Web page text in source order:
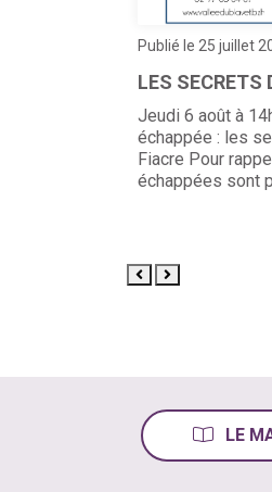
Publié le 25 juillet
LES SECRETS
Jeudi 6 août à
échappée : les
Fiacre Pour
échappées sont
LE